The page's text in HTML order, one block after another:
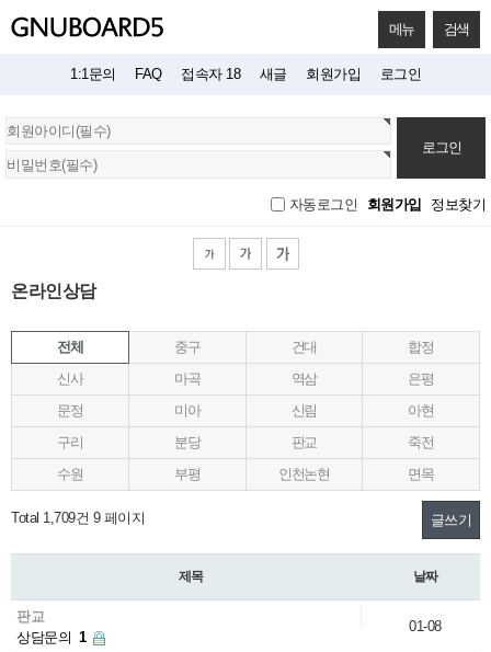
메뉴 검색
1:1문의 FAQ 접속자 18 새글 회원가입 로그인
회
원
로
자동로그인 회원가입 정보찾기
온라인상담
전체 중구 건대
합정
신사
마곡 역삼
은평
문정
미아 신림
아현
구리
분당 판교
죽전
수원
부평 인천논현 면목
Total 1,709건 9 페이지 글쓰기
제목 날짜
판교
상담문의 1
01-08